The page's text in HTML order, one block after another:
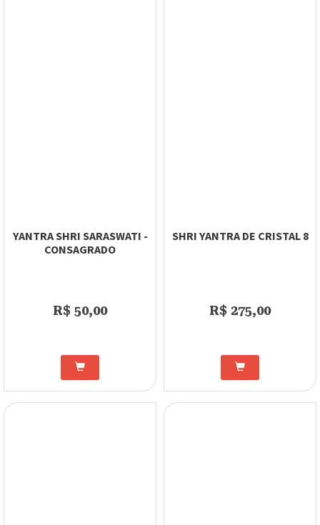
YANTRA SHRI SARASWATI -
CONSAGRADO
R$ 50,00
SHRI YANTRA DE CRISTAL 8
R$ 275,00